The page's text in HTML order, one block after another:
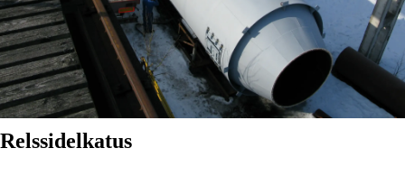
Relssidelkatus